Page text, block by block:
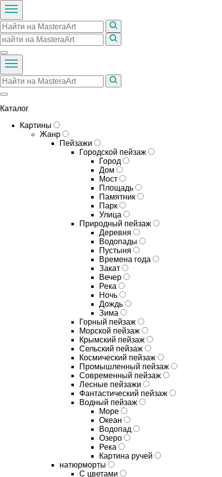
Каталог
Картины
Жанр
Пейзажи
Городской пейзаж
Город
Дом
Мост
Площадь
Памятник
Парк
Улица
Природный пейзаж
Деревня
Водопады
Пустыня
Времена года
Закат
Вечер
Река
Ночь
Дождь
Зима
Горный пейзаж
Морской пейзаж
Крымский пейзаж
Сельский пейзаж
Космический пейзаж
Промышленный пейзаж
Современный пейзаж
Лесные пейзажи
Фантастический пейзаж
Водный пейзаж
Море
Океан
Водопад
Озеро
Река
Картина ручей
натюрморты
С цветами